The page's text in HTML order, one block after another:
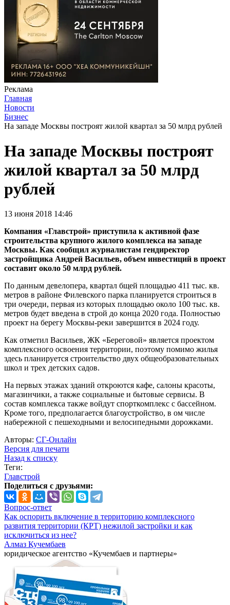
Реклама
Главная
Новости
Бизнес
На западе Москвы построят жилой квартал за 50 млрд рублей
На западе Москвы построят
жилой квартал за 50 млрд
рублей
13 июня 2018 14:46
Компания «Главстрой» приступила к активной фазе
строительства крупного жилого комплекса на западе
Москвы. Как сообщил журналистам гендиректор
застройщика Андрей Васильев, объем инвестиций в проект
составит около 50 млрд рублей.
По данным девелопера, квартал бщей площадью 411 тыс. кв.
метров в районе Филевского парка планируется строиться в
три очереди, первая из которых площадью около 100 тыс. кв.
метров будет введена в строй до конца 2020 года. Полностью
проект на берегу Москвы-реки завершится в 2024 году.
Как отметил Васильев, ЖК «Береговой» является проектом
комплексного освоения территории, поэтому помимо жилья
здесь планируется строительство двух общеобразовательных
школ и трех детских садов.
На первых этажах зданий откроются кафе, салоны красоты,
магазинчики, а также социальные и бытовые сервисы. В
состав комплекса также войдут спорткомплекс с бассейном.
Кроме того, предполагается благоустройство, в ом числе
набережной с пешеходными и велосипедными дорожками.
Авторы: СГ-Онлайн
Версия для печати
Назад к списку
Теги:
Главстрой
Поделиться с друзьями:
Вопрос-ответ
Как оспорить включение в территорию комплексного
развития территории (КРТ) нежилой застройки и как
исключиться из нее?
Алмаз Кучембаев
юридическое агентство «Кучембаев и партнеры»